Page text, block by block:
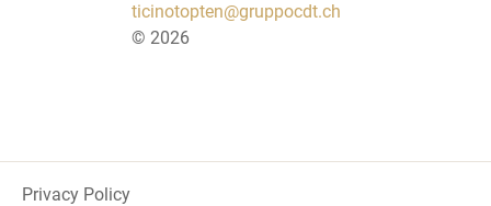
ticinotopten@gruppocdt.ch
© 2026
Privacy Policy